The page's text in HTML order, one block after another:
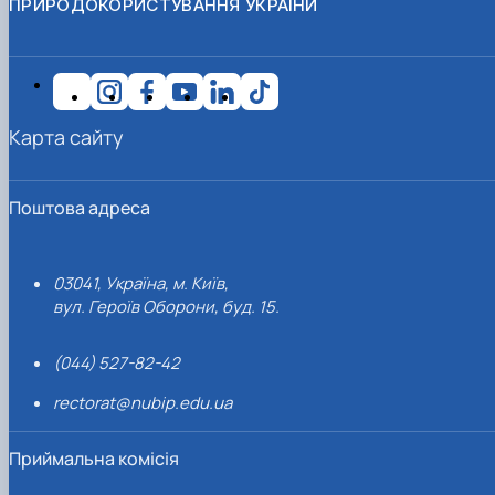
ПРИРОДОКОРИСТУВАННЯ УКРАЇНИ
Поштова адреса
03041, Україна, м. Київ,
вул. Героїв Оборони, буд. 15.
(044) 527-82-42
rectorat@nubip.edu.ua
Приймальна комісія
Карта сайту